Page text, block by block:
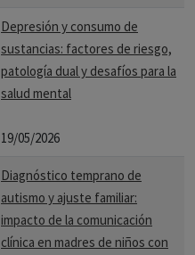
Depresión y consumo de
sustancias: factores de riesgo,
patología dual y desafíos para la
salud mental
19/05/2026
Diagnóstico temprano de
autismo y ajuste familiar:
impacto de la comunicación
clínica en madres de niños con